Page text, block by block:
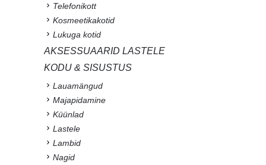
Telefonikott
Kosmeetikakotid
Lukuga kotid
AKSESSUAARID LASTELE
KODU & SISUSTUS
Lauamängud
Majapidamine
Küünlad
Lastele
Lambid
Nagid